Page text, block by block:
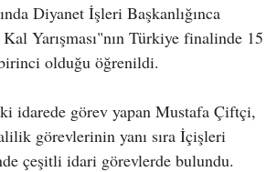
Diyanet İşleri Başkanlığınca
Yarışması"nın Türkiye finalinde 15
olduğu öğrenildi.
idarede görev yapan Mustafa Çiftçi,
görevlerinin yanı sıra İçişleri
çeşitli idari görevlerde bulundu.